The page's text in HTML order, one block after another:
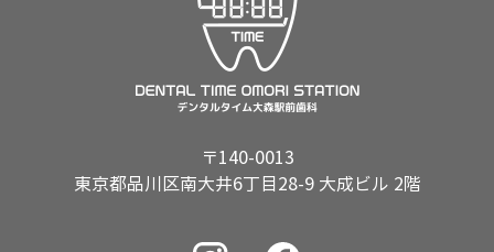
〒140-0013
東京都品川区南大井6丁目28-9 大成ビル 2階